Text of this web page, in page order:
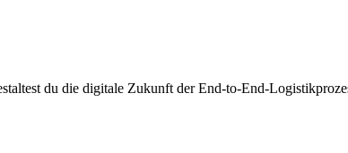
du die digitale Zukunft der End-to-End-